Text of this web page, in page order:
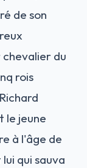
de son
du
rois
le jeune
à l'âge de
qui sauva